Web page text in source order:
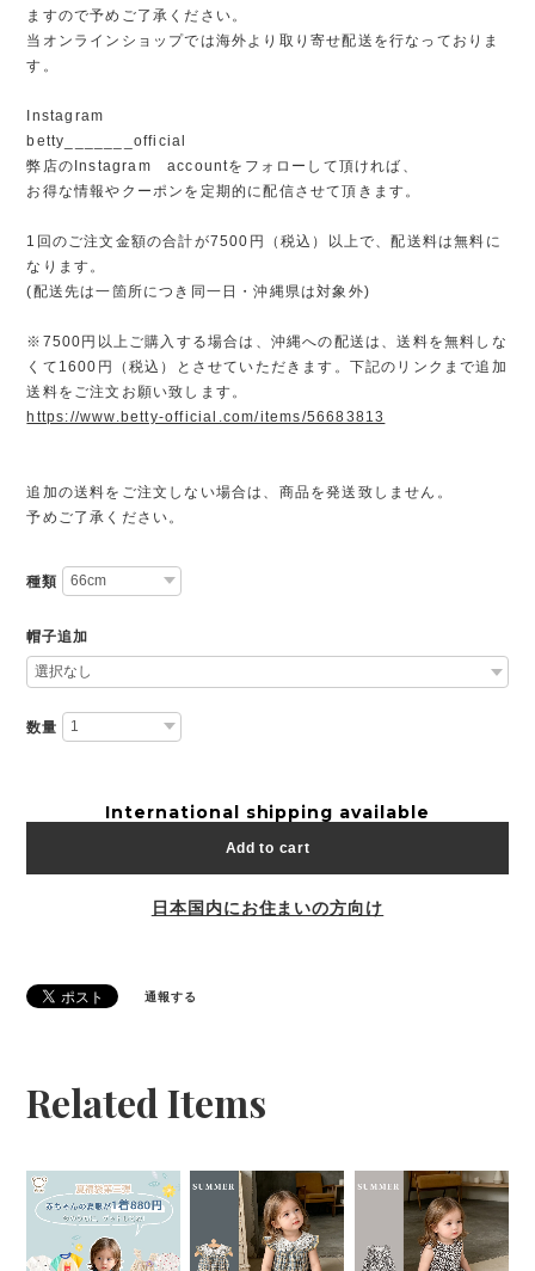
ますので予めご了承ください。
当オンラインショップでは海外より取り寄せ配送を行なっておりま
す。
Instagram
betty_______official
弊店のInstagram accountをフォローして頂ければ、
お得な情報やクーポンを定期的に配信させて頂きます。
1回のご注文金額の合計が7500円（税込）以上で、配送料は無料に
なります。
(配送先は一箇所につき同一日・沖縄県は対象外)
※7500円以上ご購入する場合は、沖縄への配送は、送料を無料しな
くて1600円（税込）とさせていただきます。下記のリンクまで追加
送料をご注文お願い致します。
https://www.betty-official.com/items/56683813
追加の送料をご注文しない場合は、商品を発送致しません。
予めご了承ください。
種類
帽子追加
数量
International shipping available
Add to cart
日本国内にお住まいの方向け
通報する
Related Items